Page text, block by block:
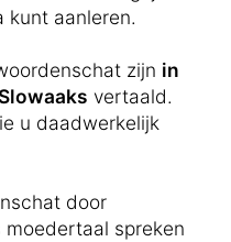
kunt aanleren.
zijn in
vertaald.
u daadwerkelijk
door
spreken